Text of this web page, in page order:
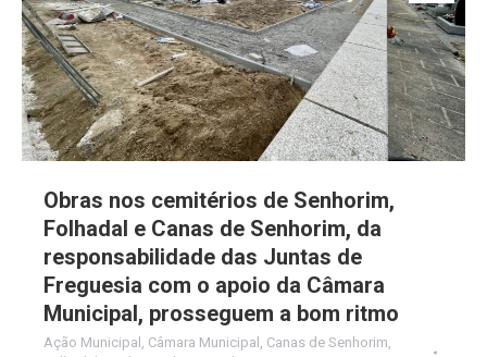
Obras nos cemitérios de Senhorim,
Folhadal e Canas de Senhorim, da
responsabilidade das Juntas de
Freguesia com o apoio da Câmara
Municipal, prosseguem a bom ritmo
Ação Municipal , Câmara Municipal , Canas de Senhorim,